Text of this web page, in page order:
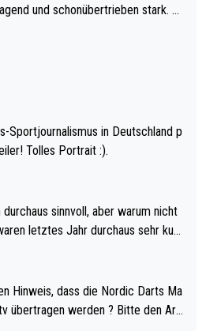
und schonübertrieben stark. U
Sportjournalismus in Deutschland p
Tolles Portrait :).
sinnvoll, aber warum nicht
Qualifikation des Weltmei
übertragen werden ? Bitte den Arti